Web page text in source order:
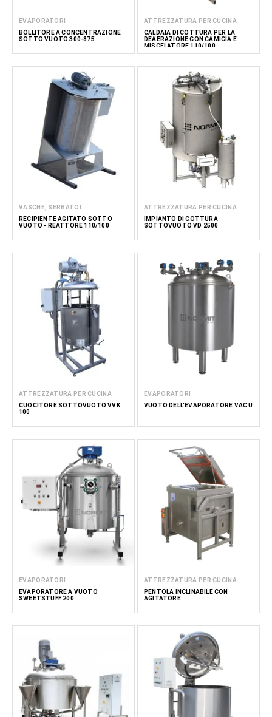
EVAPORATORI
BOLLITORE A CONCENTRAZIONE
SOTTO VUOTO 300-875
ATTREZZATURA PER CUCINA
CALDAIA DI COTTURA PER LA
DEAERAZIONE CON CAMICIA E
MISCELATORE 110/100
VASCHE, SERBATOI
RECIPIENTE AGITATO SOTTO
VUOTO - REATTORE 110/100
ATTREZZATURA PER CUCINA
IMPIANTO DI COTTURA
SOTTOVUOTO VD 2500
ATTREZZATURA PER CUCINA
CUOCITORE SOTTOVUOTO VVK
100
EVAPORATORI
VUOTO DELL'EVAPORATORE VAC U
EVAPORATORI
EVAPORATORE A VUOTO
SWEETSTUFF 200
ATTREZZATURA PER CUCINA
PENTOLA INCLINABILE CON
AGITATORE